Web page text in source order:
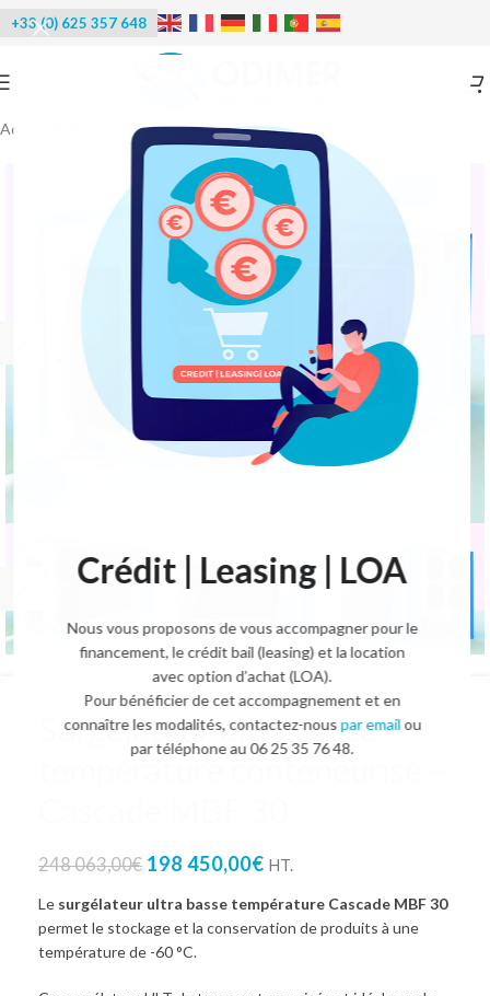
Crédit | Leasing | LOA
Nous vous proposons de vous accompagner pour le
financement, le crédit bail (leasing) et la location
avec option d’achat (LOA).
Pour bénéficier de cet accompagnement et en
connaître les modalités, contactez-nouspar email ou
par téléphone au 06 25 35 76 48.
+33 (0) 625 357 648
Accueil Réfrigération/Surgélateur
Surgélateur ultra basse
température conteneurisé –
248 063,00€ 198 450,00€ HT.
Le surgélateur ultra basse température Cascade MBF 30
permet le stockage et la conservation de produits à une
température de -60 °C.